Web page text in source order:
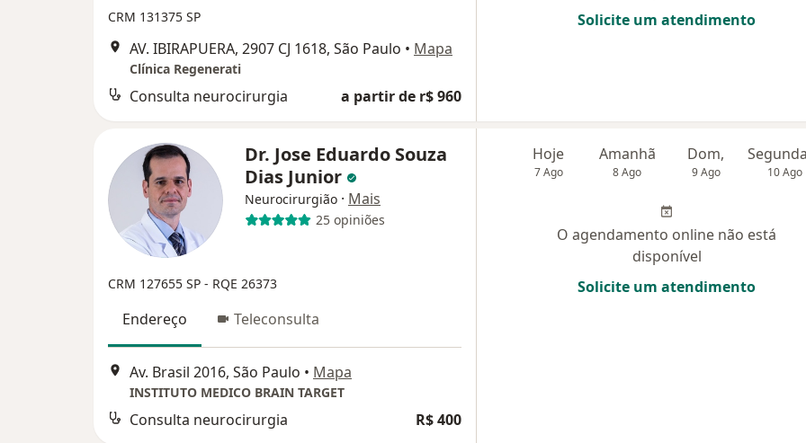
CRM 131375 SP
AV. IBIRAPUERA, 2907 CJ 1618, São Paulo • Mapa
Clínica Regenerati
Consulta neurocirurgia a partir de r$ 960
Solicite um atendimento
Dr. Jose Eduardo Souza
Dias Junior
Neurocirurgião · Mais
25 opiniões
CRM 127655 SP - RQE 26373
Endereço Teleconsulta
Av. Brasil 2016, São Paulo • Mapa
INSTITUTO MEDICO BRAIN TARGET
Consulta neurocirurgia R$ 400
Hoje
7 Ago
Amanhã
8 Ago
Dom,
9 Ago 10 Ago
O agendamento online não está
disponível
Solicite um atendimento